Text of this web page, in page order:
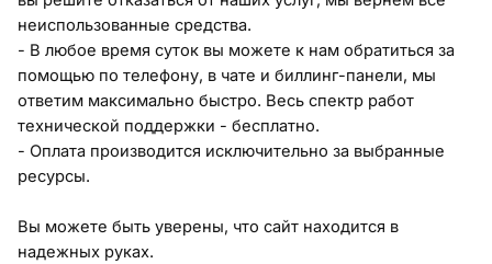
неиспользованные средства.
- В любое время суток вы можете к нам обратиться за
помощью по телефону, в чате и биллинг-панели, мы
ответим максимально быстро. Весь спектр работ
технической поддержки - бесплатно.
- Оплата производится исключительно за выбранные
ресурсы.
Вы можете быть уверены, что сайт находится в
надежных руках.